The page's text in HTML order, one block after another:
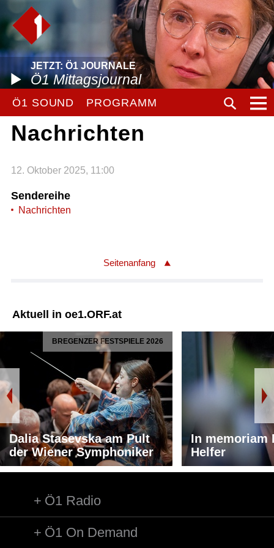
JETZT: Ö1 JOURNALE
Ö1 Mittagsjournal
Ö1 SOUND PROGRAMM
Nachrichten
12. Oktober 2025, 11:00
Sendereihe
Nachrichten
Seitenanfang
Aktuell in oe1.ORF.at
BREGENZER FESTSPIELE 2026
Dalia Stasevska am Pult
der Wiener Symphoniker
In memoriam
Helfer
Ö1 Radio
Ö1 On Demand